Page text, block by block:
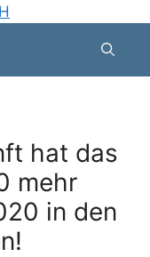
hat das
mehr
in den